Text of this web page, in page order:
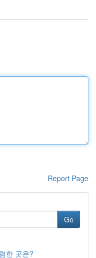
Report Page
Go
한 곳은?